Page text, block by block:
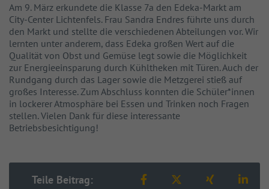
Am 9. März erkundete die Klasse 7a den Edeka-Markt am
City-Center Lichtenfels. Frau Sandra Endres führte uns durch
den Markt und stellte die verschiedenen Abteilungen vor. Wir
lernten unter anderem, dass Edeka großen Wert auf die
Qualität von Obst und Gemüse legt sowie die Möglichkeit
zur Energieeinsparung durch Kühltheken mit Türen. Auch der
Rundgang durch das Lager sowie die Metzgerei stieß auf
großes Interesse. Zum Abschluss konnten die Schüler*innen
in lockerer Atmosphäre bei Essen und Trinken noch Fragen
stellen. Vielen Dank für diese interessante
Betriebsbesichtigung!
Teile Beitrag: Teilen auf Facebook
Teilen auf XTeilen auf